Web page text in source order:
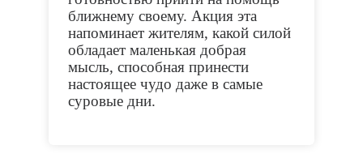
ближнему своему. Акция эта
напоминает жителям, какой силой
обладает маленькая добрая
мысль, способная принести
настоящее чудо даже в самые
суровые дни.